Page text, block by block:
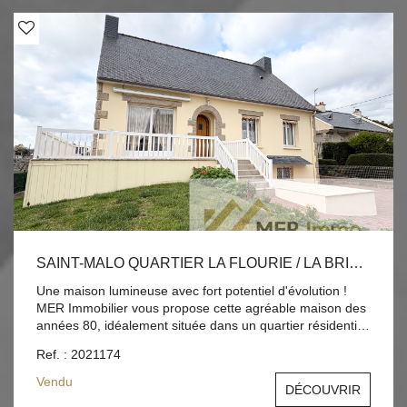
SAINT-MALO QUARTIER LA FLOURIE / LA BRIANTAIS T4 DE 105 M2 AVEC POTENTIEL D'ÉVOLUTION
Une maison lumineuse avec fort potentiel d'évolution !
MER Immobilier vous propose cette agréable maison des
années 80, idéalement située dans un quartier résidentiel
compose d'un rez-de-chaussée de plain-pied offrant : une
entrée accueillante, un beau salon/séjour lumineux de 29
m², une cuisine aménagée et équipée, un bureau, deux
Ref. : 2021174
Vendu
DÉCOUVRIR